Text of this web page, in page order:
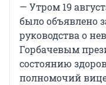
— Утром 19
было объявлено
руководства о
Горбачевым
состоянию
полномочий